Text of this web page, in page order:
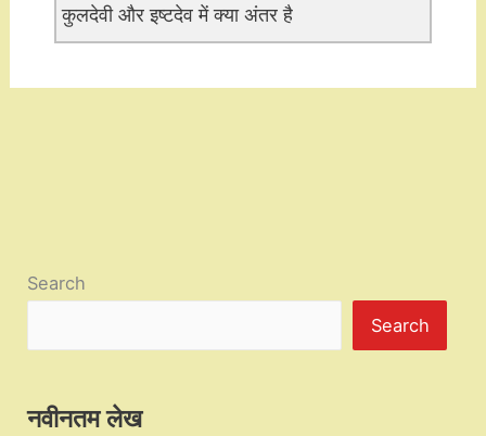
कुलदेवी और इष्टदेव में क्या अंतर है
Search
Search
नवीनतम लेख